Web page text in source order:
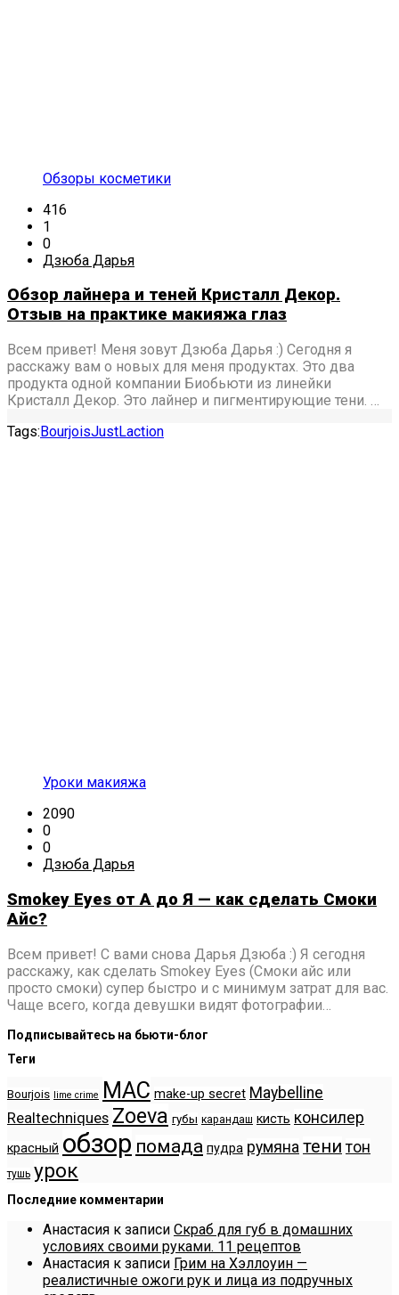
Обзоры косметики
416
1
0
Дзюба Дарья
Обзор лайнера и теней Кристалл Декор.
Отзыв на практике макияжа глаз
Всем привет! Меня зовут Дзюба Дарья :) Сегодня я
расскажу вам о новых для меня продуктах. Это два
продукта одной компании Биобьюти из линейки
Кристалл Декор. Это лайнер и пигментирующие тени. …
Tags: BourjoisJustLaction
Уроки макияжа
2090
0
0
Дзюба Дарья
Smokey Eyes от А до Я — как сделать Смоки
Айс?
Всем привет! C вами снова Дарья Дзюба :) Я сегодня
расскажу, как сделать Smokey Eyes (Смоки айс или
просто смоки) супер быстро и с минимум затрат для вас.
Чаще всего, когда девушки видят фотографии…
Подписывайтесь на бьюти-блог
Теги
Bourjois lime crime MAC make-up secret Maybelline
Realtechniques Zoeva губы карандаш кисть консилер
красный обзор помада пудра румяна тени тон
тушь урок
Последние комментарии
Анастасия к записи Скраб для губ в домашних
условиях своими руками. 11 рецептов
Анастасия к записи Грим на Хэллоуин —
реалистичные ожоги рук и лица из подручных